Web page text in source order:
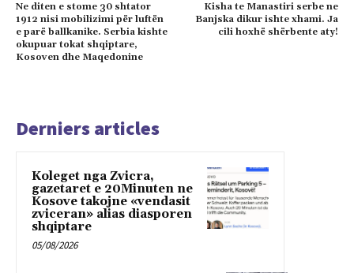
Ne diten e stome 30 shtator
1912 nisi mobilizimi për luftën
e parë ballkanike. Serbia kishte
okupuar tokat shqiptare,
Kosoven dhe Maqedonine
Kisha te Manastiri serbe ne
Banjska dikur ishte xhami. Ja
cili hoxhë shërbente aty!
Derniers articles
Koleget nga Zvicra,
gazetaret e 20Minuten ne
Kosove takojne «vendasit
zviceran» alias diasporen
shqiptare
05/08/2026